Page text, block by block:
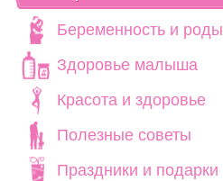
Беременность и роды
Здоровье малыша
Красота и здоровье
Полезные советы
Праздники и подарки